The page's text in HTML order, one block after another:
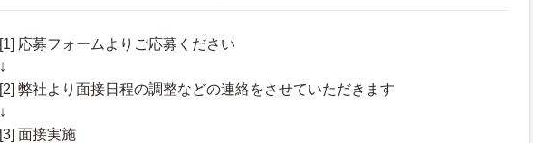
[1] 応募フォームよりご応募ください
↓
[2] 弊社より面接日程の調整などの連絡をさせていただきます
↓
[3] 面接実施